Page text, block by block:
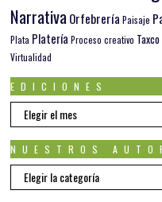
Narrativa Orfebrería Paisaje
Plata Platería Proceso creativo Taxco
Virtualidad
EDICIONES
EDICIONES
NUESTROS
Nuestros
autores